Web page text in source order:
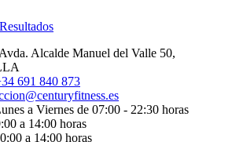
Avda. Alcalde Manuel del Valle 50,
691 840 873
a Viernes de 07:00 - 22:30 horas
a 14:00 horas
a 14:00 horas